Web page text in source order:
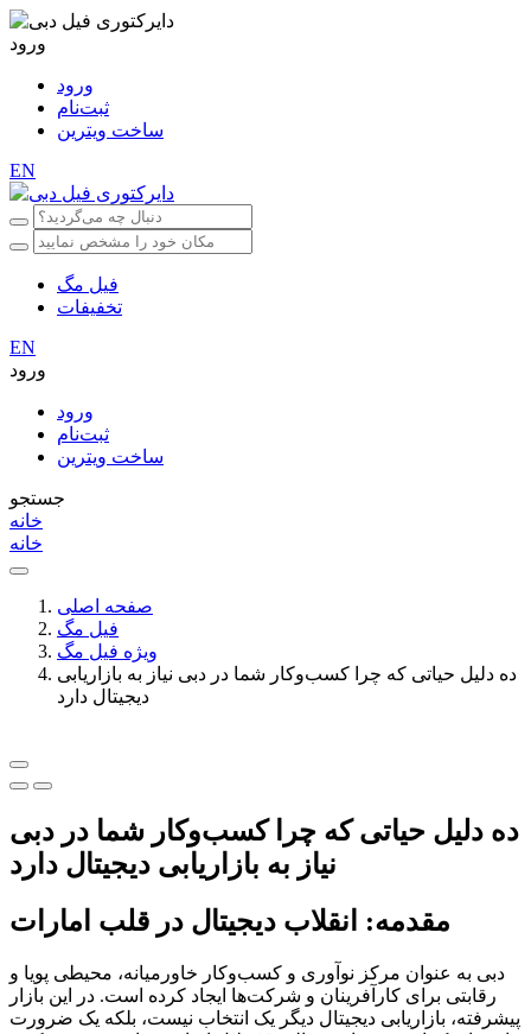
ورود
ورود
ثبت‌نام
ساخت ویترین
EN
فیل مگ
تخفیفات
EN
ورود
ورود
ثبت‌نام
ساخت ویترین
جستجو
خانه
خانه
صفحه اصلی
فیل مگ
ویژه فیل مگ
ده دلیل حیاتی که چرا کسب‌وکار شما در دبی نیاز به بازاریابی
دیجیتال دارد
ده دلیل حیاتی که چرا کسب‌وکار شما در دبی
نیاز به بازاریابی دیجیتال دارد
مقدمه: انقلاب دیجیتال در قلب امارات
دبی به عنوان مرکز نوآوری و کسب‌وکار خاورمیانه، محیطی پویا و
رقابتی برای کارآفرینان و شرکت‌ها ایجاد کرده است. در این بازار
پیشرفته، بازاریابی دیجیتال دیگر یک انتخاب نیست، بلکه یک ضرورت